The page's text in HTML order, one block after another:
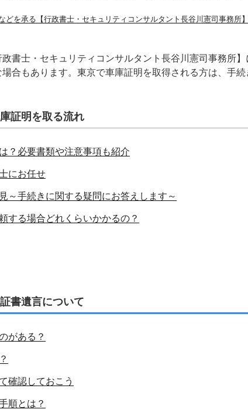
どを承る【行政書士・セキュリティコンサルタント長谷川憲司事務所
書士・セキュリティコンサルタント長谷川憲司事務所
合もあります。東京で車庫証明を取得される方は、手
証明を取る流れ
？必要書類や注意事項も紹介
にお任せ
～手続きに関する疑問にお答えします～
する場合どれくらいかかるの？
書遺言について
がある？
確認しておこう
順とは？